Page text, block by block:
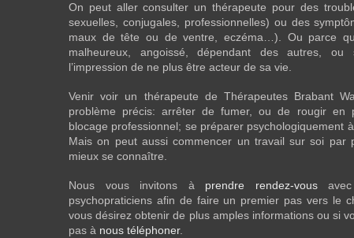
On peut aller consulter un thérapeute pour des
sexuelles, conjugales, professionnelles) ou des
maux de tête ou de ventre, eczéma…). Ou parce
malheureux, angoissé, dépendant des autres,
l’impression de ne plus être acteur de sa vie.
Venir voir un thérapeute de Thérapeutes Brabant
problème précis: arrêter de fumer, ou de rougir en
blocage professionnel; se préparer psychologiquement
Mais on peut aussi commencer un travail sur soi par
mieux se connaître.
Nous vous invitons à prendre rendez-vous
psychopraticiens afin de faire un premier pas vers le
vous désirez obtenir de plus amples informations ou si
pas à nous téléphoner.